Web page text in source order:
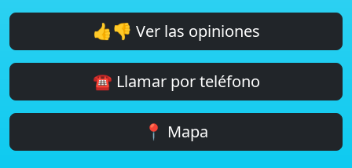
👍👎 Ver las opiniones
☎️ Llamar por teléfono
📍 Mapa